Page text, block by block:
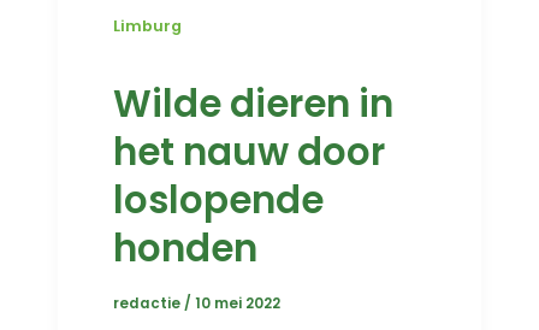
Limburg
Wilde dieren in
het nauw door
loslopende
honden
redactie /10 mei 2022